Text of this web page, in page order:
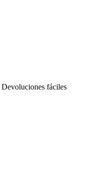
Devoluciones fáciles